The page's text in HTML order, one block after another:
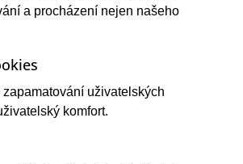
a procházení nejen našeho
uživatelských
komfort.